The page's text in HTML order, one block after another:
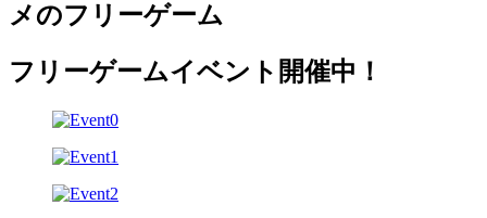
メのフリーゲーム
フリーゲームイベント開催中！